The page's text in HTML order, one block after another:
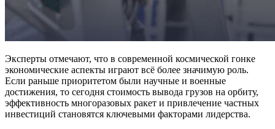
Эксперты отмечают, что в современной космической гонке
экономические аспекты играют всё более значимую роль.
Если раньше приоритетом были научные и военные
достижения, то сегодня стоимость вывода грузов на орбиту,
эффективность многоразовых ракет и привлечение частных
инвестиций становятся ключевыми факторами лидерства.